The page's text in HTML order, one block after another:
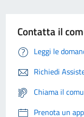
Contatta il
Leggi le
Richiedi
Chiama il
Prenota un